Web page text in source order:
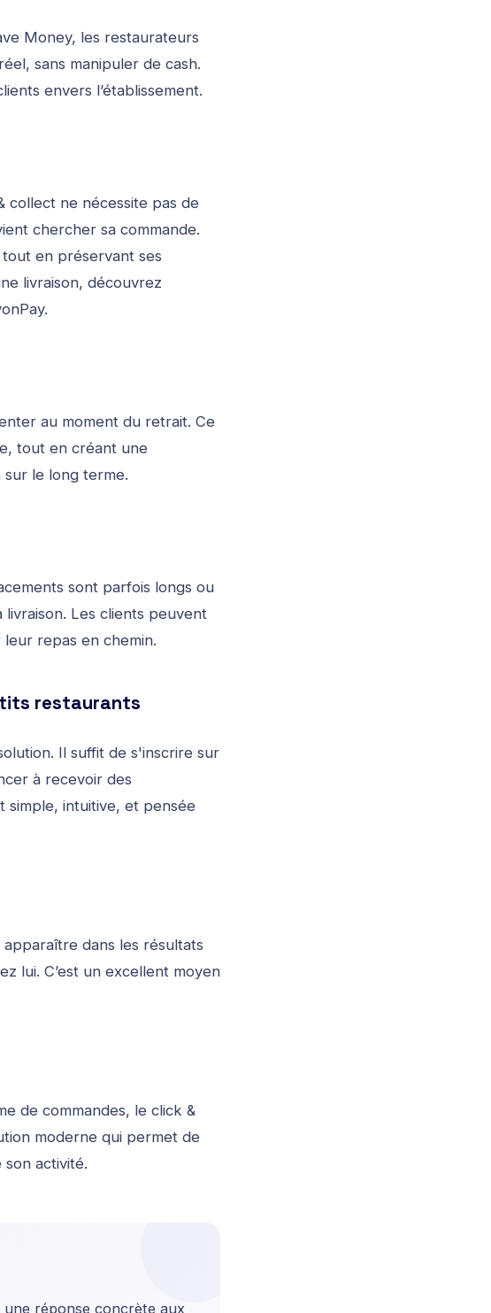
Money, les restaurateurs
sans manipuler de cash.
envers l’établissement.
collect ne nécessite pas de
chercher sa commande.
en préservant ses
livraison, découvrez
.
au moment du retrait. Ce
tout en créant une
sur le long terme.
sont parfois longs ou
Les clients peuvent
repas en chemin.
restaurants
Il suffit de s'inscrire sur
à recevoir des
simple, intuitive, et pensée
dans les résultats
lui. C’est un excellent moyen
de commandes, le click &
moderne qui permet de
activité.
une réponse concrète aux